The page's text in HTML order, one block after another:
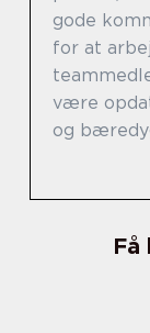
gode
for at
være
og